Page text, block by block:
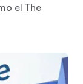
el The